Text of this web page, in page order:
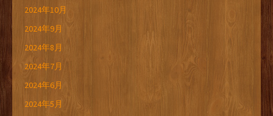
2024年10月
2024年9月
2024年8月
2024年7月
2024年6月
2024年5月